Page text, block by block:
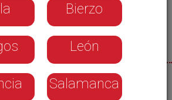
Bierzo
León
Salamanca